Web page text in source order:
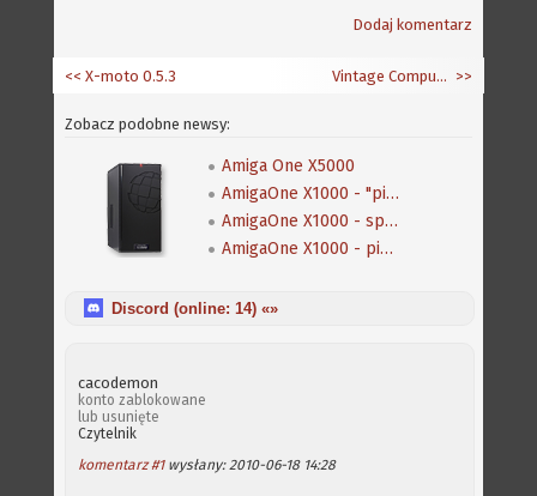
Dodaj komentarz
Vintage Computer Festival - świętowanie 25-lecia Amigi >>
<< X-moto 0.5.3
Zobacz podobne newsy:
Amiga One X5000
AmigaOne X1000 - "pierwszy kontakt"
AmigaOne X1000 - specyfikacja komputera
AmigaOne X1000 - pierwsze płyty dla betatesterów zeszły z taśmy produkcyjnej
Discord (online: 14) «»
cacodemon
konto zablokowane
lub usunięte
Czytelnik
komentarz #1wysłany: 2010-06-18 14:28